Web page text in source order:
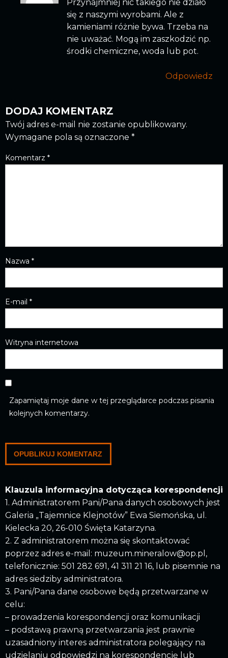
Przynajmniej nic takiego nie działo
się z naszymi wyrobami. Ale z
kamieniami różnie bywa. Trzeba na
nie uważać. Mogą im zaszkodzić np.
środki chemiczne, woda lub pot.
Odpowiedz
DODAJ KOMENTARZ
Twój adres e-mail nie zostanie opublikowany.
Wymagane pola są oznaczone *
Komentarz *
Nazwa *
E-mail *
Witryna internetowa
Zapamiętaj moje dane w tej przeglądarce podczas pisania
kolejnych komentarzy.
Klauzula informacyjna dotycząca korespondencji
1. Administratorem Pani/Pana danych osobowych jest
Galeria „Tajemnice Klejnotów” Ewa Siemońska, ul.
Kielecka 20, 26-010 Święta Katarzyna.
2. Z administratorem można się skontaktować
poprzez adres e-mail: muzeum.mineralow@op.pl,
telefonicznie: 501 282 691, 41 311 21 16, lub pisemnie na
adres siedziby administratora.
3. Pani/Pana dane osobowe będą przetwarzane w
celu:
– prowadzenia korespondencji oraz komunikacji
– podstawą prawną przetwarzania jest prawnie
uzasadniony interes administratora polegający na
udzielaniu odpowiedzi na korespondencję lub